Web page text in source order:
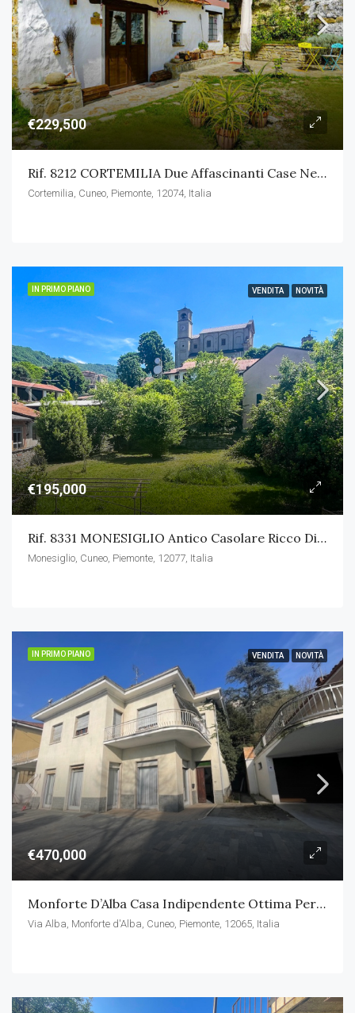
€229,500
Rif. 8212 CORTEMILIA Due Affascinanti Case Nel Cuore Delle Langhe
Cortemilia, Cuneo, Piemonte, 12074, Italia
IN PRIMO PIANO VENDITA NOVITÀ
€195,000
Rif. 8331 MONESIGLIO Antico Casolare Ricco Di Charme In Bel Paese Dell’alta Langa
Monesiglio, Cuneo, Piemonte, 12077, Italia
IN PRIMO PIANO VENDITA NOVITÀ
€470,000
Monforte D’Alba Casa Indipendente Ottima Per Abitazione E Attività
Via Alba, Monforte d'Alba, Cuneo, Piemonte, 12065, Italia